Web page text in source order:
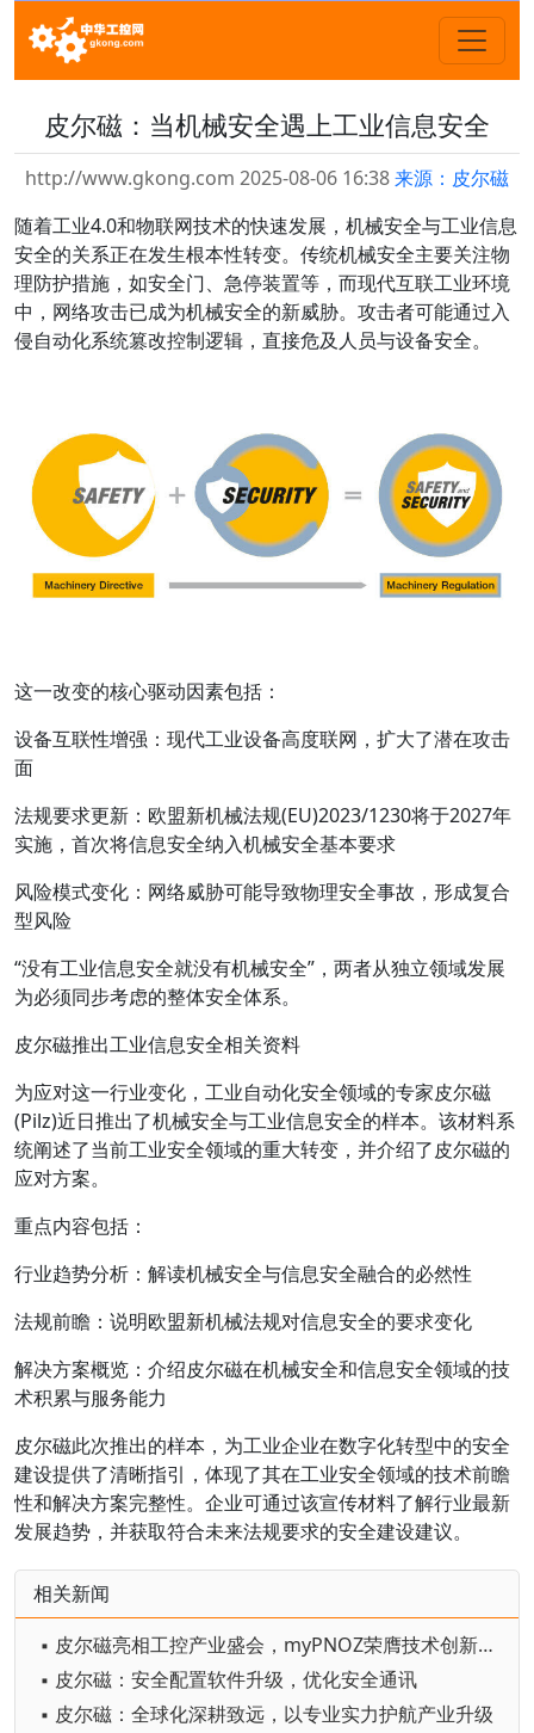
皮尔磁：当机械安全遇上工业信息安全
http://www.gkong.com 2025-08-06 16:38来源：皮尔磁
随着工业4.0和物联网技术的快速发展，机械安全与工业信息
安全的关系正在发生根本性转变。传统机械安全主要关注物
理防护措施，如安全门、急停装置等，而现代互联工业环境
中，网络攻击已成为机械安全的新威胁。攻击者可能通过入
侵自动化系统篡改控制逻辑，直接危及人员与设备安全。
这一改变的核心驱动因素包括：
设备互联性增强：现代工业设备高度联网，扩大了潜在攻击
面
法规要求更新：欧盟新机械法规(EU)2023/1230将于2027年
实施，首次将信息安全纳入机械安全基本要求
风险模式变化：网络威胁可能导致物理安全事故，形成复合
型风险
“没有工业信息安全就没有机械安全”，两者从独立领域发展
为必须同步考虑的整体安全体系。
皮尔磁推出工业信息安全相关资料
为应对这一行业变化，工业自动化安全领域的专家皮尔磁
(Pilz)近日推出了机械安全与工业信息安全的样本。该材料系
统阐述了当前工业安全领域的重大转变，并介绍了皮尔磁的
应对方案。
重点内容包括：
行业趋势分析：解读机械安全与信息安全融合的必然性
法规前瞻：说明欧盟新机械法规对信息安全的要求变化
解决方案概览：介绍皮尔磁在机械安全和信息安全领域的技
术积累与服务能力
皮尔磁此次推出的样本，为工业企业在数字化转型中的安全
建设提供了清晰指引，体现了其在工业安全领域的技术前瞻
性和解决方案完整性。企业可通过该宣传材料了解行业最新
发展趋势，并获取符合未来法规要求的安全建设建议。
相关新闻
▪ 皮尔磁亮相工控产业盛会，myPNOZ荣膺技术创新标杆奖
▪ 皮尔磁：安全配置软件升级，优化安全通讯
▪ 皮尔磁：全球化深耕致远，以专业实力护航产业升级